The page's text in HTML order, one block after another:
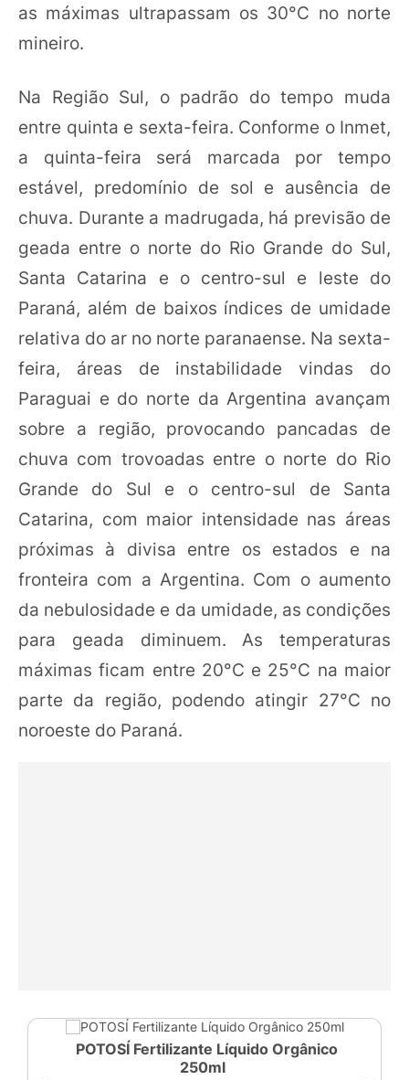
as máximas ultrapassam os 30°C no norte
mineiro.
Na Região Sul, o padrão do tempo muda
entre quinta e sexta-feira. Conforme o Inmet,
a quinta-feira será marcada por tempo
estável, predomínio de sol e ausência de
chuva. Durante a madrugada, há previsão de
geada entre o norte do Rio Grande do Sul,
Santa Catarina e o centro-sul e leste do
Paraná, além de baixos índices de umidade
relativa do ar no norte paranaense. Na sexta-
feira, áreas de instabilidade vindas do
Paraguai e do norte da Argentina avançam
sobre a região, provocando pancadas de
chuva com trovoadas entre o norte do Rio
Grande do Sul e o centro-sul de Santa
Catarina, com maior intensidade nas áreas
próximas à divisa entre os estados e na
fronteira com a Argentina. Com o aumento
da nebulosidade e da umidade, as condições
para geada diminuem. As temperaturas
máximas ficam entre 20°C e 25°C na maior
parte da região, podendo atingir 27°C no
noroeste do Paraná.
POTOSÍ Fertilizante Líquido Orgânico
250ml